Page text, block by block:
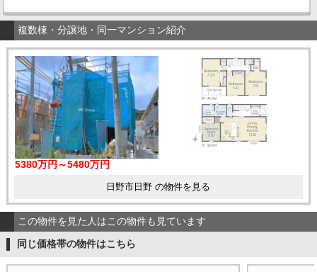
複数棟・分譲地・同一マンション紹介
5380万円～5480万円
日野市日野 の物件を見る
この物件を見た人はこの物件も見ています
同じ価格帯の物件はこちら